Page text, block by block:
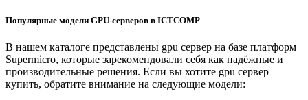
Популярные модели GPU-серверов в ICTCOMP
В нашем каталоге представлены gpu сервер на базе платформ
Supermicro, которые зарекомендовали себя как надёжные и
производительные решения. Если вы хотите gpu сервер
купить, обратите внимание на следующие модели: